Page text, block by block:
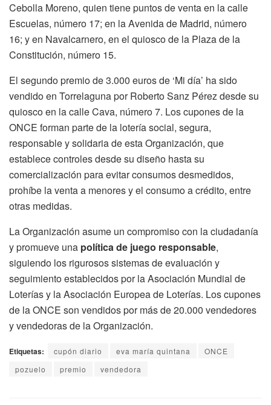
Cebolla Moreno, quien tiene puntos de venta en la calle
Escuelas, número 17; en la Avenida de Madrid, número
16; y en Navalcarnero, en el quiosco de la Plaza de la
Constitución, número 15.
El segundo premio de 3.000 euros de ‘Mi día’ ha sido
vendido en Torrelaguna por Roberto Sanz Pérez desde su
quiosco en la calle Cava, número 7. Los cupones de la
ONCE forman parte de la lotería social, segura,
responsable y solidaria de esta Organización, que
establece controles desde su diseño hasta su
comercialización para evitar consumos desmedidos,
prohíbe la venta a menores y el consumo a crédito, entre
otras medidas.
La Organización asume un compromiso con la ciudadanía
y promueve una política de juego responsable,
siguiendo los rigurosos sistemas de evaluación y
seguimiento establecidos por la Asociación Mundial de
Loterías y la Asociación Europea de Loterías. Los cupones
de la ONCE son vendidos por más de 20.000 vendedores
y vendedoras de la Organización.
Etiquetas: cupón diario eva maría quintana
ONCE
pozuelo
premio vendedora